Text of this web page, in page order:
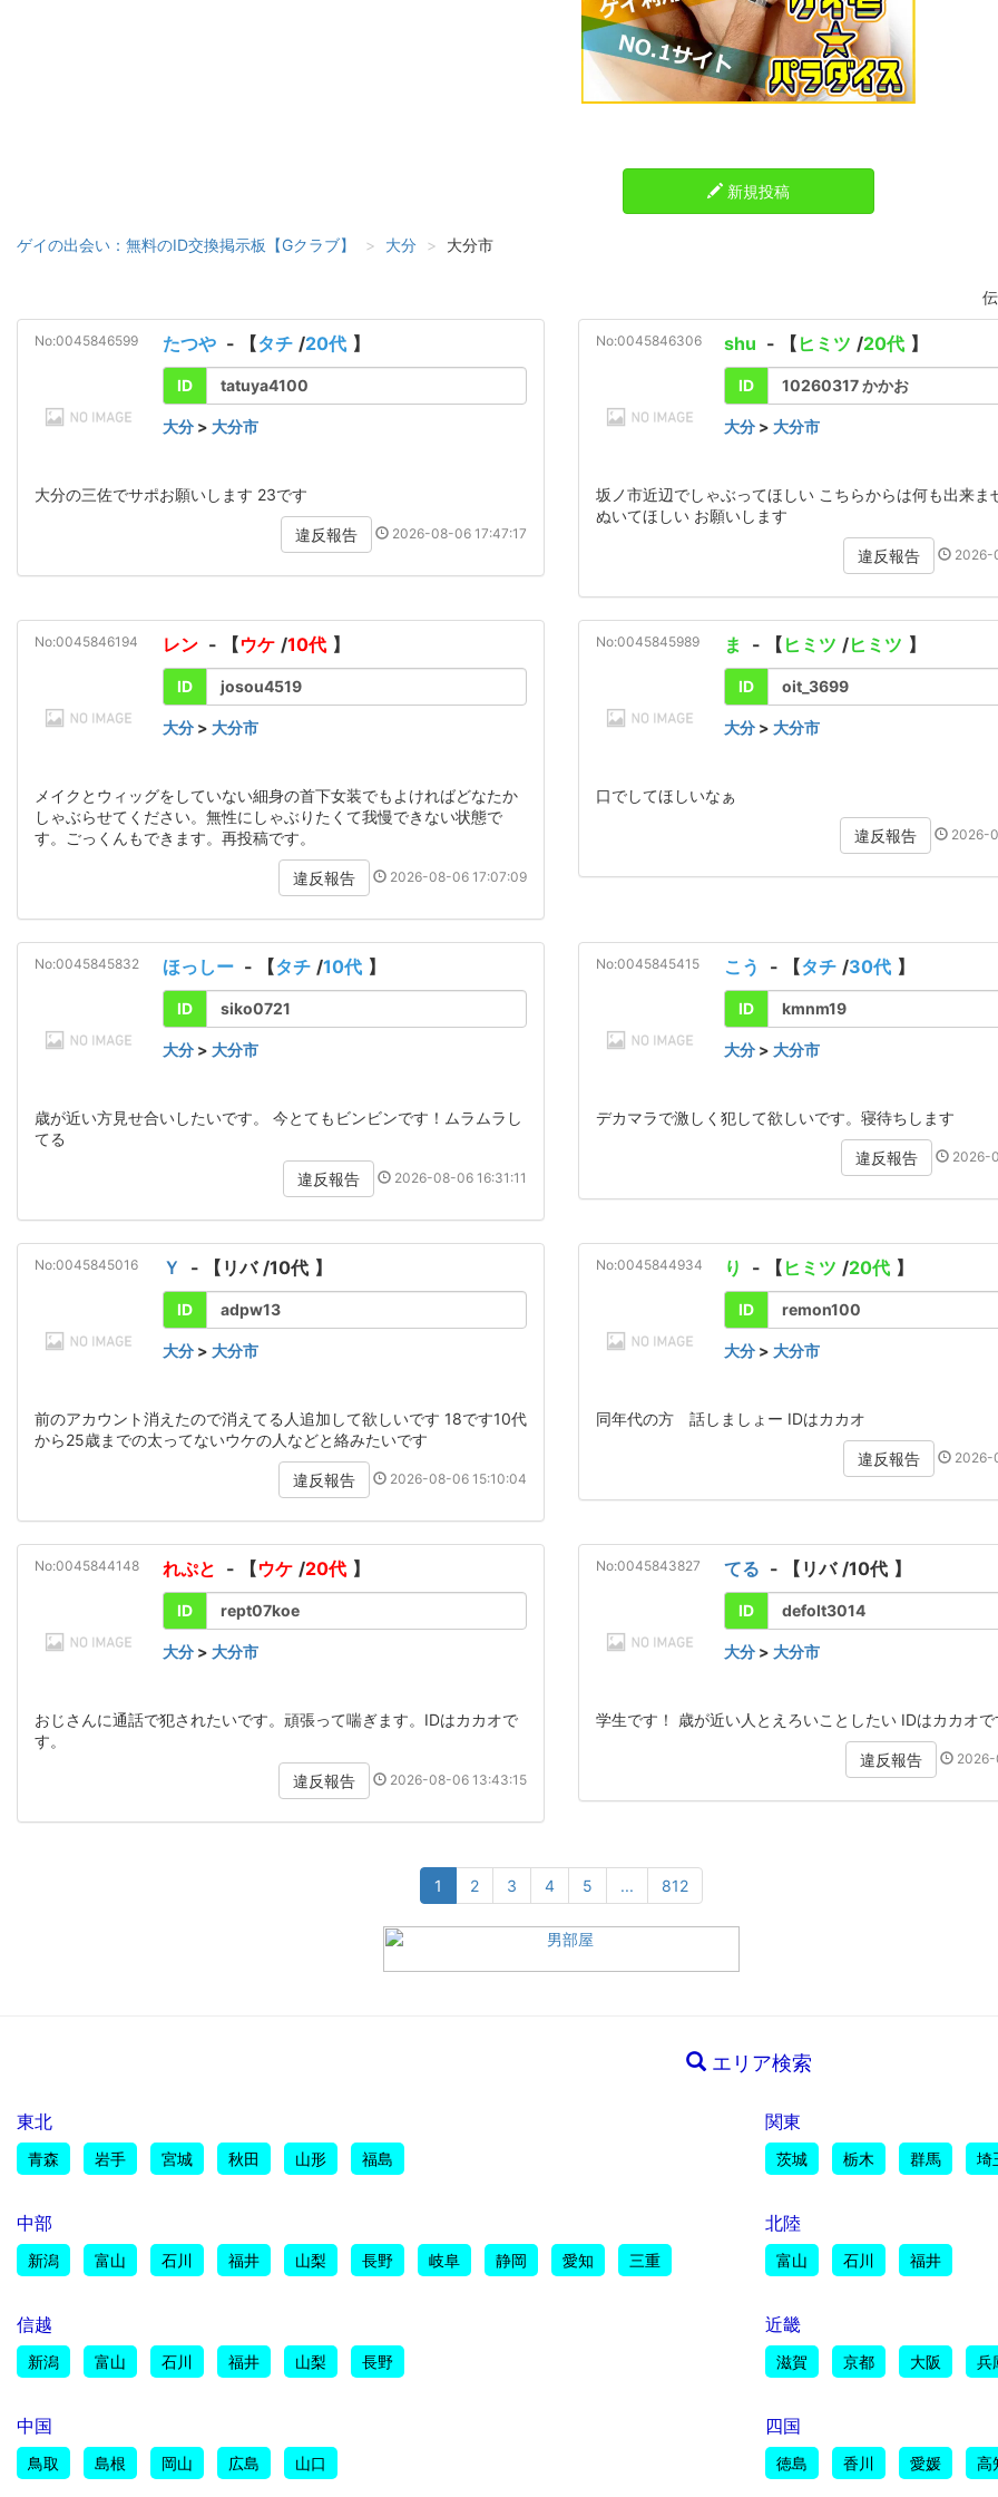
新規投稿
ゲイの出会い：無料のID交換掲示板【Gクラブ】 大分 大分市
No:0045846599 たつや - 【タチ /20代 】
ID tatuya4100
大分 > 大分市
大分の三佐でサポお願いします 23です
違反報告 2026-08-06 17:47:17
No:0045846306 shu - 【 ヒミツ /20代 】
ID 10260317 かかお
大分 > 大分市
坂ノ市近辺でしゃぶってほしい こちらからは何も出来ま
ぬいてほしい お願いします
違反報告 2026-
No:0045846194 レン - 【ウケ /10代 】
ID josou4519
大分 > 大分市
メイクとウィッグをしていない細身の首下女装でもよければどなたか
しゃぶらせてください。無性にしゃぶりたくて我慢できない状態で
す。ごっくんもできます。再投稿です。
違反報告 2026-08-06 17:07:09
No:0045845989 ま - 【 ヒミツ /ヒミツ 】
ID oit_3699
大分 > 大分市
口でしてほしいなぁ
違反報告 2026-
No:0045845832 ほっしー - 【タチ /10代 】
ID siko0721
大分 > 大分市
歳が近い方見せ合いしたいです。 今とてもビンビンです！ムラムラし
てる
違反報告 2026-08-06 16:31:11
No:0045845415 こう - 【タチ /30代 】
ID kmnm19
大分 > 大分市
デカマラで激しく犯して欲しいです。寝待ちします
違反報告 2026-
No:0045845016 Ｙ - 【 リバ /10代 】
ID adpw13
大分 > 大分市
前のアカウント消えたので消えてる人追加して欲しいです 18です10代
から25歳までの太ってないウケの人などと絡みたいです
違反報告 2026-08-06 15:10:04
No:0045844934 り - 【 ヒミツ /20代 】
ID remon100
大分 > 大分市
同年代の方 話しましょー IDはカカオ
違反報告 2026-
No:0045844148 れぷと - 【ウケ /20代 】
ID rept07koe
大分 > 大分市
おじさんに通話で犯されたいです。頑張って喘ぎます。IDはカカオで
す。
違反報告 2026-08-06 13:43:15
No:0045843827 てる - 【 リバ /10代 】
ID defolt3014
大分 > 大分市
学生です！ 歳が近い人とえろいことしたい IDはカカオで
違反報告 2026-
1 2 3 4 5 ... 812
エリア検索
東北
青森 岩手 宮城 秋田 山形 福島
関東
茨城 栃木 群馬 埼
中部
新潟 富山 石川 福井 山梨 長野 岐阜 静岡 愛知 三重
北陸
富山 石川 福井
信越
新潟 富山 石川 福井 山梨 長野
近畿
滋賀 京都 大阪 兵
中国
鳥取 島根 岡山 広島 山口
四国
徳島 香川 愛媛 高